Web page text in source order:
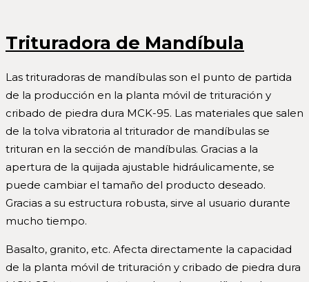
Trituradora de Mandíbula
Las trituradoras de mandíbulas son el punto de partida
de la producción en la planta móvil de trituración y
cribado de piedra dura MCK-95. Las materiales que salen
de la tolva vibratoria al triturador de mandíbulas se
trituran en la sección de mandíbulas. Gracias a la
apertura de la quijada ajustable hidráulicamente, se
puede cambiar el tamaño del producto deseado.
Gracias a su estructura robusta, sirve al usuario durante
mucho tiempo.
Basalto, granito, etc. Afecta directamente la capacidad
de la planta móvil de trituración y cribado de piedra dura